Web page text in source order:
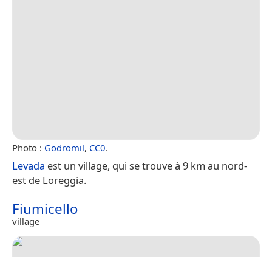
Photo : Godromil, CC0.
Levada est un village, qui se trouve à 9 km au nord-
est de Loreggia.
Fiumicello
village